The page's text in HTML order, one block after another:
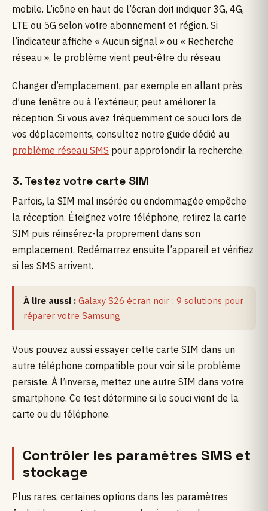
mobile. L’icône en haut de l’écran doit indiquer 3G, 4G,
LTE ou 5G selon votre abonnement et région. Si
l’indicateur affiche « Aucun signal » ou « Recherche
réseau », le problème vient peut-être du réseau.
Changer d’emplacement, par exemple en allant près
d’une fenêtre ou à l’extérieur, peut améliorer la
réception. Si vous avez fréquemment ce souci lors de
vos déplacements, consultez notre guide dédié au
problème réseau SMS pour approfondir la recherche.
3. Testez votre carte SIM
Parfois, la SIM mal insérée ou endommagée empêche
la réception. Éteignez votre téléphone, retirez la carte
SIM puis réinsérez-la proprement dans son
emplacement. Redémarrez ensuite l’appareil et vérifiez
si les SMS arrivent.
À lire aussi : Galaxy S26 écran noir : 9 solutions pour
réparer votre Samsung
Vous pouvez aussi essayer cette carte SIM dans un
autre téléphone compatible pour voir si le problème
persiste. À l’inverse, mettez une autre SIM dans votre
smartphone. Ce test détermine si le souci vient de la
carte ou du téléphone.
Contrôler les paramètres SMS et
stockage
Plus rares, certaines options dans les paramètres